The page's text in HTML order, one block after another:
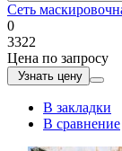
Сеть
0
3322
Цена по запросу
Узнать цену
В закладки
В сравнение